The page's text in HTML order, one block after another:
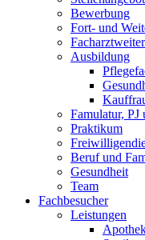
Bewerbung
Fort- und
Ausbildung
Famulatur, PJ
Praktikum
Beruf und
Gesundheit
Team
Fachbesucher
Leistungen